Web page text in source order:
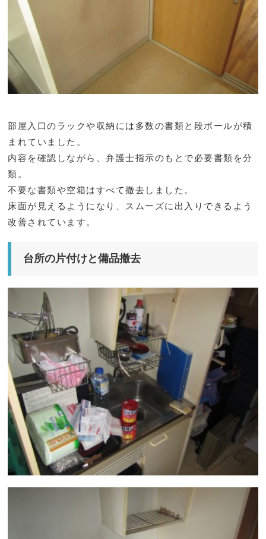
部屋入口のラックや収納には多数の書類と段ボールが積
まれていました。
内容を確認しながら、弁護士指示のもとで必要書類を分
類。
不要な書類や空箱はすべて撤去しました。
床面が見えるようになり、スムーズに出入りできるよう
改善されています。
台所の片付けと備品撤去